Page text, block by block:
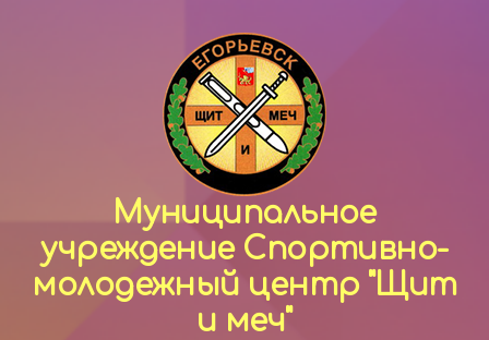
Муниципальное
учреждение Спортивно-
молодежный центр "Щит
и меч"